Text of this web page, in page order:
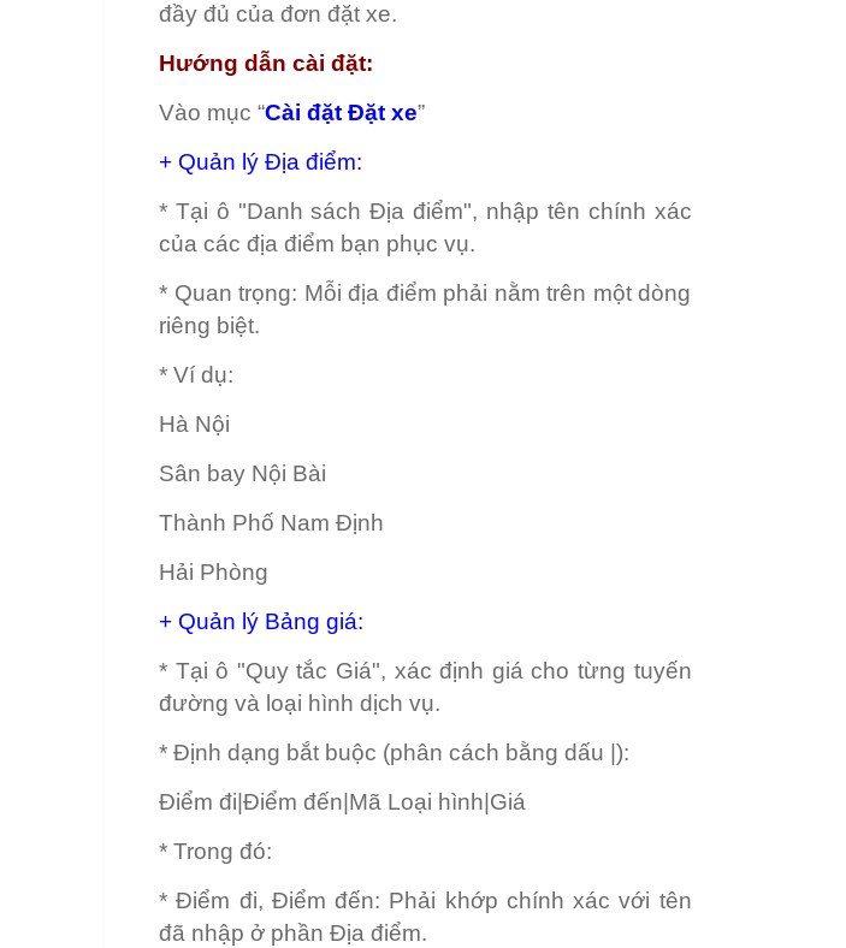
đầy đủ của đơn đặt xe.
Hướng dẫn cài đặt:
Vào mục “Cài đặt Đặt xe”
+ Quản lý Địa điểm:
* Tại ô "Danh sách Địa điểm", nhập tên chính xác
của các địa điểm bạn phục vụ.
* Quan trọng: Mỗi địa điểm phải nằm trên một dòng
riêng biệt.
* Ví dụ:
Hà Nội
Sân bay Nội Bài
Thành Phố Nam Định
Hải Phòng
+ Quản lý Bảng giá:
* Tại ô "Quy tắc Giá", xác định giá cho từng tuyến
đường và loại hình dịch vụ.
* Định dạng bắt buộc (phân cách bằng dấu |):
Điểm đi|Điểm đến|Mã Loại hình|Giá
* Trong đó:
* Điểm đi, Điểm đến: Phải khớp chính xác với tên
đã nhập ở phần Địa điểm.